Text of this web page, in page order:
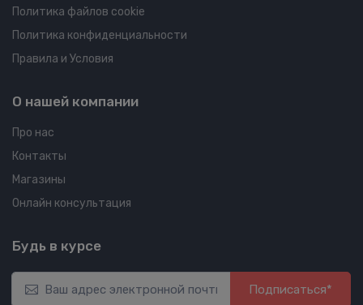
Политика файлов cookie
Политика конфиденциальности
Правила и Условия
О нашей компании
Про нас
Контакты
Магазины
Онлайн консультация
Будь в курсе
Подписаться*